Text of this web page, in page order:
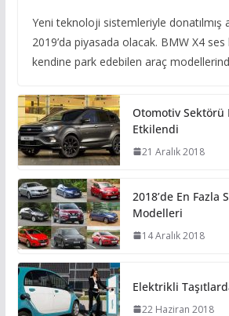
Yeni teknoloji sistemleriyle donatılmış
2019’da piyasada olacak. BMW X4
kendine park edebilen araç
Otomotiv Sektörü
Etkilendi
21 Aralık 2018
2018’de En Fazla
Modelleri
14 Aralık 2018
Elektrikli
22 Haziran 2018